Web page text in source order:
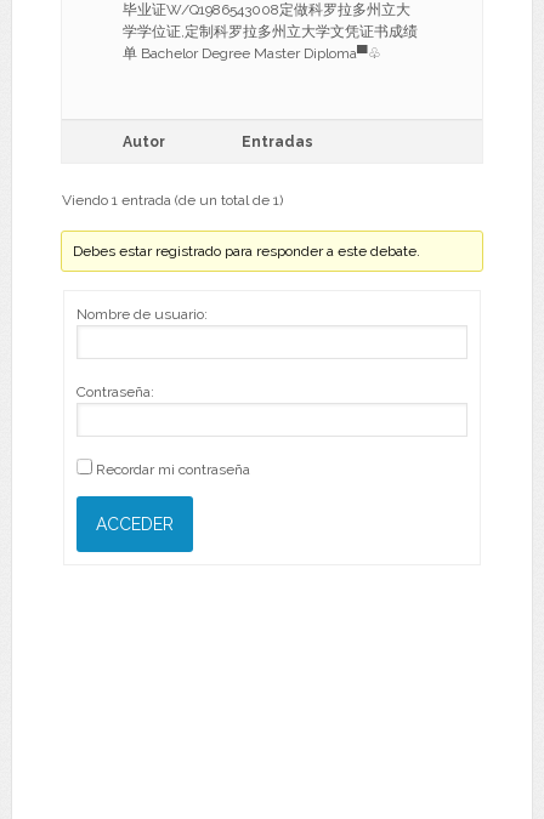
毕业证W/Q1986543008定做科罗拉多州立大
学学位证,定制科罗拉多州立大学文凭证书成绩
单 Bachelor Degree Master Diploma▀♧
Autor Entradas
Viendo 1 entrada (de un total de 1)
Debes estar registrado para responder a este debate.
Nombre de usuario:
Contraseña:
Recordar mi contraseña
ACCEDER